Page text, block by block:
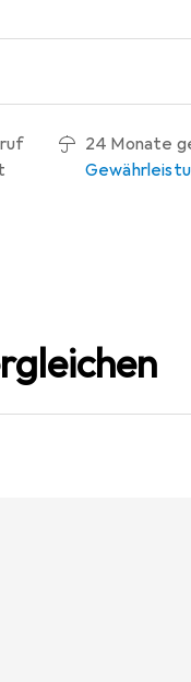
24 Monate